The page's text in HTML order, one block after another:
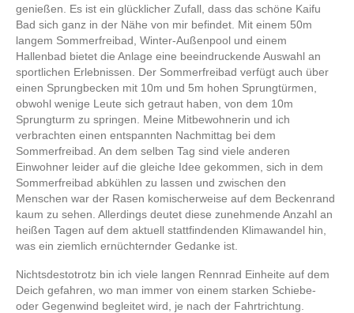
genießen. Es ist ein glücklicher Zufall, dass das schöne Kaifu
Bad sich ganz in der Nähe von mir befindet. Mit einem 50m
langem Sommerfreibad, Winter-Außenpool und einem
Hallenbad bietet die Anlage eine beeindruckende Auswahl an
sportlichen Erlebnissen. Der Sommerfreibad verfügt auch über
einen Sprungbecken mit 10m und 5m hohen Sprungtürmen,
obwohl wenige Leute sich getraut haben, von dem 10m
Sprungturm zu springen. Meine Mitbewohnerin und ich
verbrachten einen entspannten Nachmittag bei dem
Sommerfreibad. An dem selben Tag sind viele anderen
Einwohner leider auf die gleiche Idee gekommen, sich in dem
Sommerfreibad abkühlen zu lassen und zwischen den
Menschen war der Rasen komischerweise auf dem Beckenrand
kaum zu sehen. Allerdings deutet diese zunehmende Anzahl an
heißen Tagen auf dem aktuell stattfindenden Klimawandel hin,
was ein ziemlich ernüchternder Gedanke ist.
Nichtsdestotrotz bin ich viele langen Rennrad Einheite auf dem
Deich gefahren, wo man immer von einem starken Schiebe-
oder Gegenwind begleitet wird, je nach der Fahrtrichtung.